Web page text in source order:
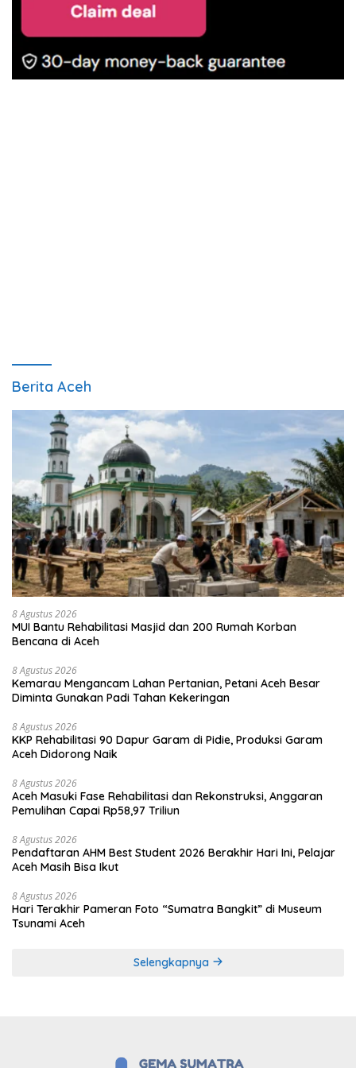
Berita Aceh
8 Agustus 2026
MUI Bantu Rehabilitasi Masjid dan 200 Rumah Korban
Bencana di Aceh
8 Agustus 2026
Kemarau Mengancam Lahan Pertanian, Petani Aceh Besar
Diminta Gunakan Padi Tahan Kekeringan
8 Agustus 2026
KKP Rehabilitasi 90 Dapur Garam di Pidie, Produksi Garam
Aceh Didorong Naik
8 Agustus 2026
Aceh Masuki Fase Rehabilitasi dan Rekonstruksi, Anggaran
Pemulihan Capai Rp58,97 Triliun
8 Agustus 2026
Pendaftaran AHM Best Student 2026 Berakhir Hari Ini, Pelajar
Aceh Masih Bisa Ikut
8 Agustus 2026
Hari Terakhir Pameran Foto “Sumatra Bangkit” di Museum
Tsunami Aceh
Selengkapnya